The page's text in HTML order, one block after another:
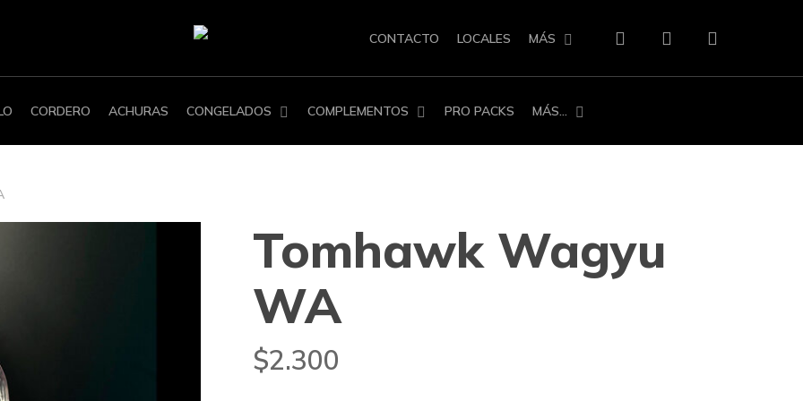
CONTACTO LOCALES MÁS
CORDERO ACHURAS CONGELADOS COMPLEMENTOS PRO PACKS MÁS…
Tomhawk Wagyu
WA
$2.300